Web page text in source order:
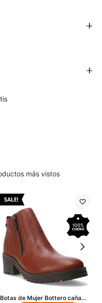
más vistos
Botas de Mujer Bottero caña